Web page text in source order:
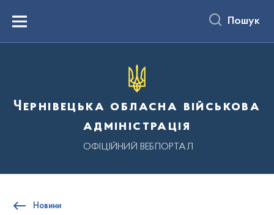
вмістуMenu Пошук
Чернівецька обласна військова
адміністрація
ОФІЦІЙНИЙ ВЕБПОРТАЛ
Новини